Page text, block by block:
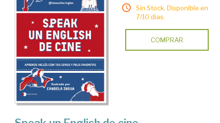
>
Lingüística
Métodos
de
Aprendizaje
de
la
Sin Stock. Disponible en
7/10 días.
COMPRAR